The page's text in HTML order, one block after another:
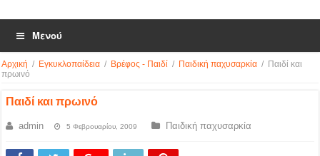
Μενού
Αρχική / Εγκυκλοπαίδεια / Βρέφος - Παιδί / Παιδική παχυσαρκία / Παιδί και
πρωινό
Παιδί και πρωινό
admin 5 Φεβρουαρίου, 2009 Παιδική παχυσαρκία